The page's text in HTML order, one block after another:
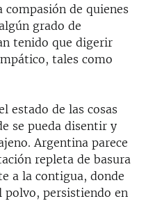
de quienes
grado de
tenido que digerir
tales como
estado de las cosas
se pueda disentir y
Argentina parece
repleta de basura
a la contigua, donde
polvo, persistiendo en